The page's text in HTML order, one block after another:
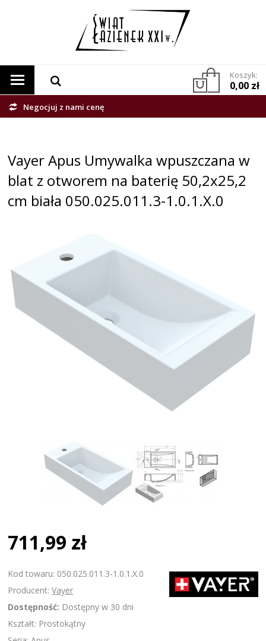
Koszyk:
0,00 zł
Negocjuj z nami cenę
Vayer Apus Umywalka wpuszczana w
blat z otworem na baterię 50,2x25,2
cm biała 050.025.011.3-1.0.1.X.0
711,99 zł
Kod towaru: 050.025.011.3-1.0.1.X.0
Producent:Vayer
Dostępność: Dostępny w 30 dni
Kształt: Prostokątny